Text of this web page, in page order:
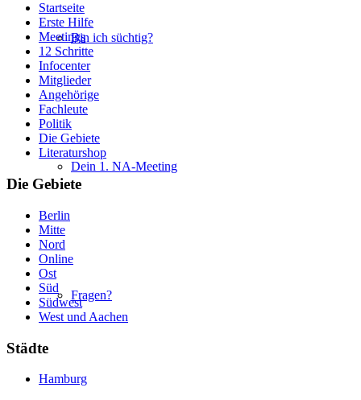
Bin ich süchtig?
Dein 1. NA-Meeting
Fragen?
Startseite
Erste Hilfe
Meetings
12 Schritte
Infocenter
Mitglieder
Angehörige
Fachleute
Politik
Die Gebiete
Literaturshop
Die Gebiete
Berlin
Mitte
Nord
Online
Ost
Süd
Südwest
West und Aachen
Städte
Hamburg